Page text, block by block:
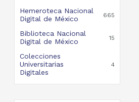
Hemeroteca Nacional
Digital de México
665
Biblioteca Nacional
Digital de México
15
Colecciones
Universitarias
Digitales
4